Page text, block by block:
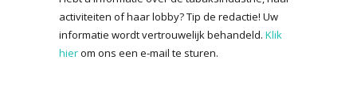
activiteiten of haar lobby? Tip de redactie! Uw
informatie wordt vertrouwelijk behandeld. Klik
hierom ons een e-mail te sturen.